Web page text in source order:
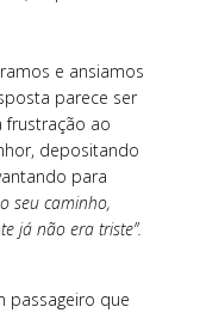
e ansiamos
parece ser
frustração ao
depositando
para
seu caminho,
já não era triste”.
passageiro que